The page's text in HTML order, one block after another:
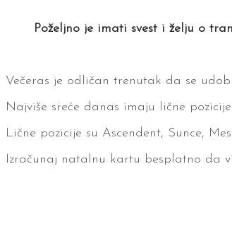
Poželjno je imati svest i želju o
Večeras je odličan trenutak da se
Najviše sreće danas imaju lične
Lične pozicije su Ascendent, Sunce,
Izračunaj natalnu kartu besplatno da